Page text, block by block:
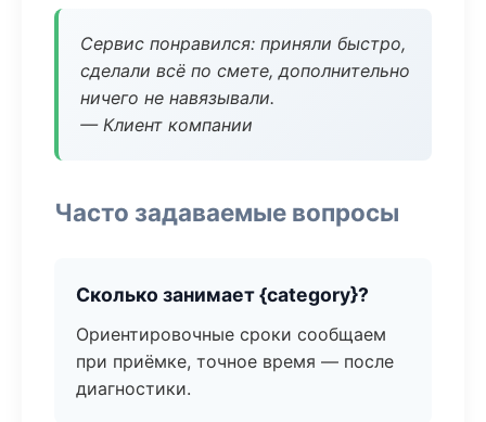
Сервис понравился: приняли быстро,
сделали всё по смете, дополнительно
ничего не навязывали.
— Клиент компании
Часто задаваемые вопросы
Сколько занимает {category}?
Ориентировочные сроки сообщаем
при приёмке, точное время — после
диагностики.